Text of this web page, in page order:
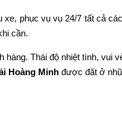
phục vụ vụ 24/7 tất cả
cần.
Thái độ nhiệt tình,
Hoàng Minh được đặt ở